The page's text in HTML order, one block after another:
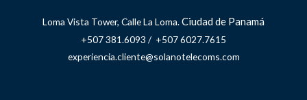
Loma Vista Tower, Calle La Loma.Ciudad de Panamá
+507 381.6093 / +507 6027.7615
experiencia.cliente@solanotelecoms.com